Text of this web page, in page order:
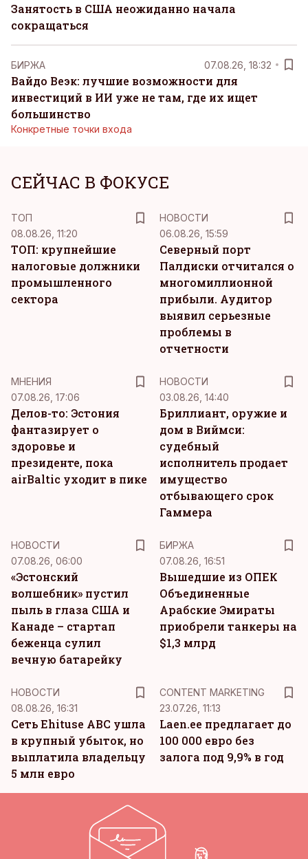
Занятость в США неожиданно начала
сокращаться
БИРЖА 07.08.26, 18:32
Вайдо Веэк: лучшие возможности для
инвестиций в ИИ уже не там, где их ищет
большинство
Конкретные точки входа
СЕЙЧАС В ФОКУСЕ
ТОП
08.08.26, 11:20
ТОП: крупнейшие
налоговые должники
промышленного
сектора
НОВОСТИ
06.08.26, 15:59
Северный порт
Палдиски отчитался о
многомиллионной
прибыли. Аудитор
выявил серьезные
проблемы в
отчетности
MНЕНИЯ
07.08.26, 17:06
Делов-то: Эстония
фантазирует о
здоровье и
президенте, пока
airBaltic уходит в пике
НОВОСТИ
03.08.26, 14:40
Бриллиант, оружие и
дом в Виймси:
судебный
исполнитель продает
имущество
отбывающего срок
Гаммера
НОВОСТИ
07.08.26, 06:00
«Эстонский
волшебник» пустил
пыль в глаза США и
Канаде – стартап
беженца сулил
вечную батарейку
БИРЖА
07.08.26, 16:51
Вышедшие из ОПЕК
Объединенные
Арабские Эмираты
приобрели танкеры на
$1,3 млрд
НОВОСТИ
08.08.26, 16:31
Сеть Ehituse ABC ушла
в крупный убыток, но
выплатила владельцу
5 млн евро
CONTENT MARKETING
23.07.26, 11:13
Laen.ee предлагает до
100 000 евро без
залога под 9,9% в год